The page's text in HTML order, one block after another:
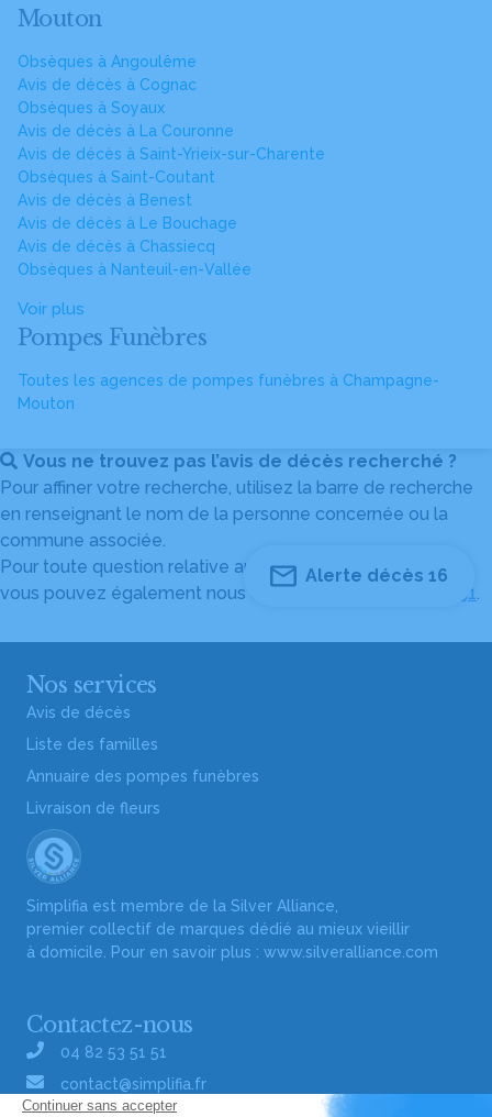
Mouton
Obsèques à Angoulême
Avis de décès à Cognac
Obsèques à Soyaux
Avis de décès à La Couronne
Avis de décès à Saint-Yrieix-sur-Charente
Obsèques à Saint-Coutant
Avis de décès à Benest
Avis de décès à Le Bouchage
Avis de décès à Chassiecq
Obsèques à Nanteuil-en-Vallée
Voir plus
Pompes Funèbres
Toutes les agences de pompes funèbres à Champagne-
Mouton
Vous ne trouvez pas l’avis de décès recherché ?
Pour affiner votre recherche, utilisez la barre de recherche
en renseignant le nom de la personne concernée ou la
commune associée.
Pour toute question relative au fonctionnement du site,
vous pouvez également nous contacter au
04 82 53 51 51.
Alerte décès 16
Nos services
Avis de décès
Liste des familles
Annuaire des pompes funèbres
Livraison de fleurs
Simplifia est membre de la Silver Alliance,
premier collectif de marques dédié au mieux vieillir
à domicile. Pour en savoir plus : www.silveralliance.com
Contactez-nous
04 82 53 51 51
contact@simplifia.fr